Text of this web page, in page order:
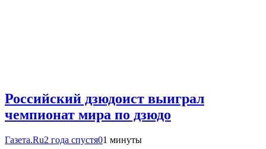
Российский дзюдоист выиграл
чемпионат мира по дзюдо
Газета.Ru2 года спустя01 минуты